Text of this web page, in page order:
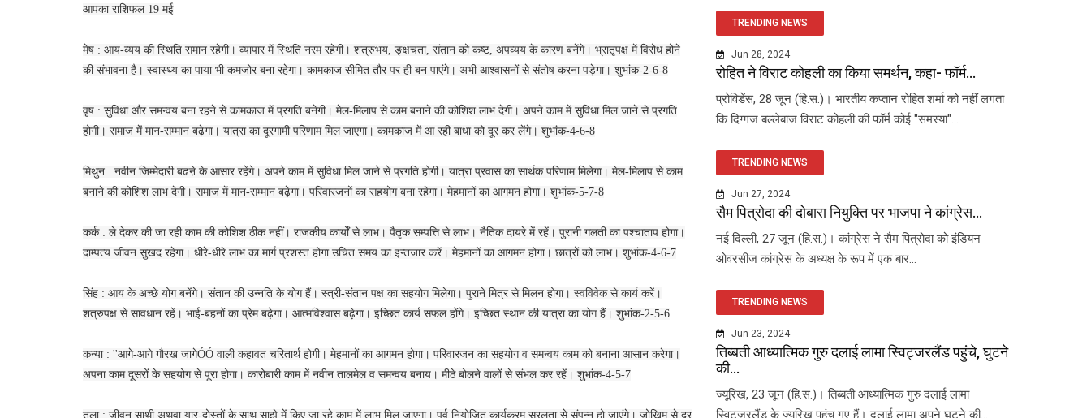
आपका राशिफल 19 मई
मेष : आय-व्यय की स्थिति समान रहेगी। व्यापार में स्थिति नरम रहेगी। शत्रुभय, ङ्क्षचता, संतान को कष्ट, अपव्यय के कारण बनेंगे। भ्रातृपक्ष में विरोध होने
की संभावना है। स्वास्थ्य का पाया भी कमजोर बना रहेगा। कामकाज सीमित तौर पर ही बन पाएंगे। अभी आश्वासनों से संतोष करना पड़ेगा। शुभांक-2-6-8
वृष : सुविधा और समन्वय बना रहने से कामकाज में प्रगति बनेगी। मेल-मिलाप से काम बनाने की कोशिश लाभ देगी। अपने काम में सुविधा मिल जाने से प्रगति
होगी। समाज में मान-सम्मान बढ़ेगा। यात्रा का दूरगामी परिणाम मिल जाएगा। कामकाज में आ रही बाधा को दूर कर लेंगे। शुभांक-4-6-8
मिथुन : नवीन जिम्मेदारी बढऩे के आसार रहेंगे। अपने काम में सुविधा मिल जाने से प्रगति होगी। यात्रा प्रवास का सार्थक परिणाम मिलेगा। मेल-मिलाप से काम
बनाने की कोशिश लाभ देगी। समाज में मान-सम्मान बढ़ेगा। परिवारजनों का सहयोग बना रहेगा। मेहमानों का आगमन होगा। शुभांक-5-7-8
कर्क : ले देकर की जा रही काम की कोशिश ठीक नहीं। राजकीय कार्यों से लाभ। पैतृक सम्पत्ति से लाभ। नैतिक दायरे में रहें। पुरानी गलती का पश्चाताप होगा।
दाम्पत्य जीवन सुखद रहेगा। धीरे-धीरे लाभ का मार्ग प्रशस्त होगा उचित समय का इन्तजार करें। मेहमानों का आगमन होगा। छात्रों को लाभ। शुभांक-4-6-7
सिंह : आय के अच्छे योग बनेंगे। संतान की उन्नति के योग हैं। स्त्री-संतान पक्ष का सहयोग मिलेगा। पुराने मित्र से मिलन होगा। स्वविवेक से कार्य करें।
शत्रुपक्ष से सावधान रहें। भाई-बहनों का प्रेम बढ़ेगा। आत्मविश्वास बढ़ेगा। इच्छित कार्य सफल होंगे। इच्छित स्थान की यात्रा का योग हैं। शुभांक-2-5-6
कन्या : ''आगे-आगे गौरख जागेÓÓ वाली कहावत चरितार्थ होगी। मेहमानों का आगमन होगा। परिवारजन का सहयोग व समन्वय काम को बनाना आसान करेगा।
अपना काम दूसरों के सहयोग से पूरा होगा। कारोबारी काम में नवीन तालमेल व समन्वय बनाय। मीठे बोलने वालों से संभल कर रहें। शुभांक-4-5-7
तुला : जीवन साथी अथवा यार-दोस्तों के साथ साझे में किए जा रहे काम में लाभ मिल जाएगा। पूर्व नियोजित कार्यक्रम सरलता से संपन्न हो जाएंगे। जोखिम से दूर
TRENDING NEWS
Jun 28, 2024
रोहित ने विराट कोहली का किया समर्थन, कहा- फॉर्म...
प्रोविडेंस, 28 जून (हि.स.)। भारतीय कप्तान रोहित शर्मा को नहीं लगता
कि दिग्गज बल्लेबाज विराट कोहली की फॉर्म कोई "समस्या"...
TRENDING NEWS
Jun 27, 2024
सैम पित्रोदा की दोबारा नियुक्ति पर भाजपा ने कांग्रेस...
नई दिल्ली, 27 जून (हि.स.)। कांग्रेस ने सैम पित्रोदा को इंडियन
ओवरसीज कांग्रेस के अध्यक्ष के रूप में एक बार...
TRENDING NEWS
Jun 23, 2024
तिब्बती आध्यात्मिक गुरु दलाई लामा स्विट्जरलैंड पहुंचे, घुटने
की...
ज्यूरिख, 23 जून (हि.स.)। तिब्बती आध्यात्मिक गुरु दलाई लामा
स्विट्जरलैंड के ज्यूरिख पहुंच गए हैं। दलाई लामा अपने घुटने की...